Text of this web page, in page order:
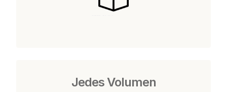
Jedes Volumen